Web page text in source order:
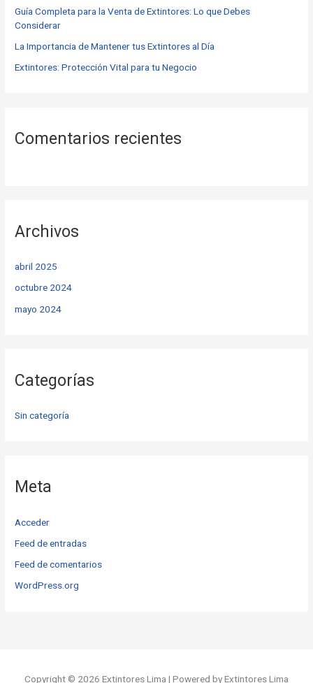
r
:
Guía Completa para la Venta de Extintores: Lo que Debes
Considerar
La Importancia de Mantener tus Extintores al Día
Extintores: Protección Vital para tu Negocio
Comentarios recientes
Archivos
abril 2025
octubre 2024
mayo 2024
Categorías
Sin categoría
Meta
Acceder
Feed de entradas
Feed de comentarios
WordPress.org
Copyright © 2026 Extintores Lima | Powered by Extintores Lima